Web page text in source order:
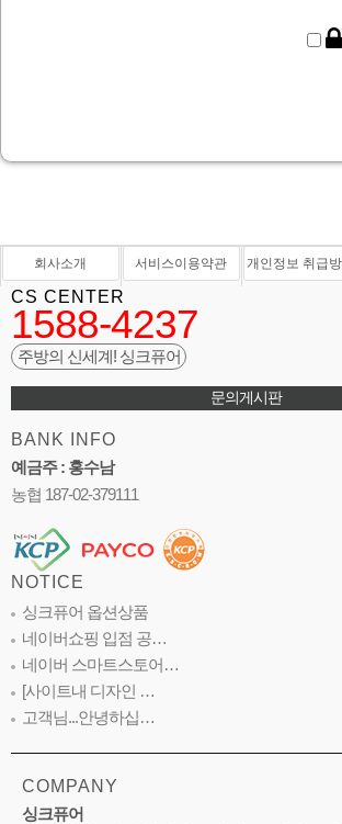
회사소개 서비스이용약관 개인정보 취급
CS CENTER
1588-4237
주방의 신세계! 싱크퓨어
문의게시판
BANK INFO
예금주 : 홍수남
농협 187-02-379111
NOTICE
싱크퓨어 옵션상품
네이버쇼핑 입점 공…
네이버 스마트스토어…
[사이트내 디자인 …
고객님...안녕하십…
COMPANY
싱크퓨어